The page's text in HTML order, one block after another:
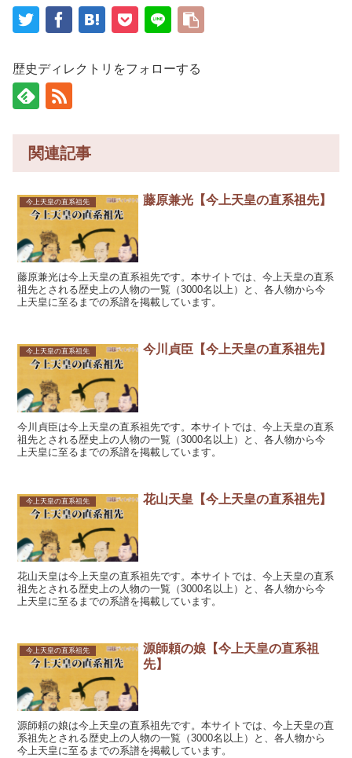
歴史ディレクトリをフォローする
関連記事
今上天皇の直系祖先 藤原兼光【今上天皇の直系祖先】
藤原兼光は今上天皇の直系祖先です。本サイトでは、今上天皇の直系
祖先とされる歴史上の人物の一覧（3000名以上）と、各人物から今
上天皇に至るまでの系譜を掲載しています。
今上天皇の直系祖先 今川貞臣【今上天皇の直系祖先】
今川貞臣は今上天皇の直系祖先です。本サイトでは、今上天皇の直系
祖先とされる歴史上の人物の一覧（3000名以上）と、各人物から今
上天皇に至るまでの系譜を掲載しています。
今上天皇の直系祖先 花山天皇【今上天皇の直系祖先】
花山天皇は今上天皇の直系祖先です。本サイトでは、今上天皇の直系
祖先とされる歴史上の人物の一覧（3000名以上）と、各人物から今
上天皇に至るまでの系譜を掲載しています。
今上天皇の直系祖先
源師頼の娘【今上天皇の直系祖
先】
源師頼の娘は今上天皇の直系祖先です。本サイトでは、今上天皇の直
系祖先とされる歴史上の人物の一覧（3000名以上）と、各人物から
今上天皇に至るまでの系譜を掲載しています。